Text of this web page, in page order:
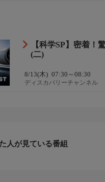
【科学SP】密着！
(二)
8/13(木) 07:30～08:30
ディスカバリーチャンネル
人が見ている番組